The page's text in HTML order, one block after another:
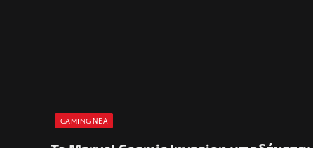
GAMING ΝΈΑ